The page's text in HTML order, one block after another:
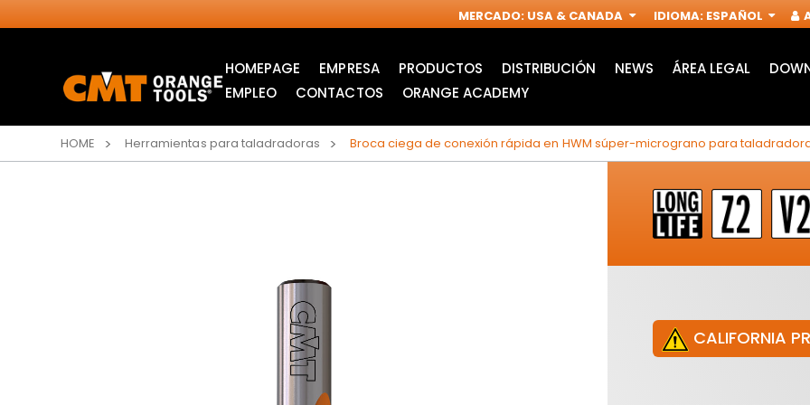
MERCADO: USA & CANADA IDIOMA: ESPAÑOL
HOMEPAGE EMPRESA PRODUCTOS
ITK XPLUS SAW
BLADES
ACCESORIOS PARA
DISTRIBUCIÓN NEWS ÁREA LEGAL
EMPLEO
CONTACTOS ORANGE ACADEMY
HOME Herramientas para taladradoras Broca ciega de conexión rápida en HWM súper-micrograno para taladradoras -
CALIFORNIA